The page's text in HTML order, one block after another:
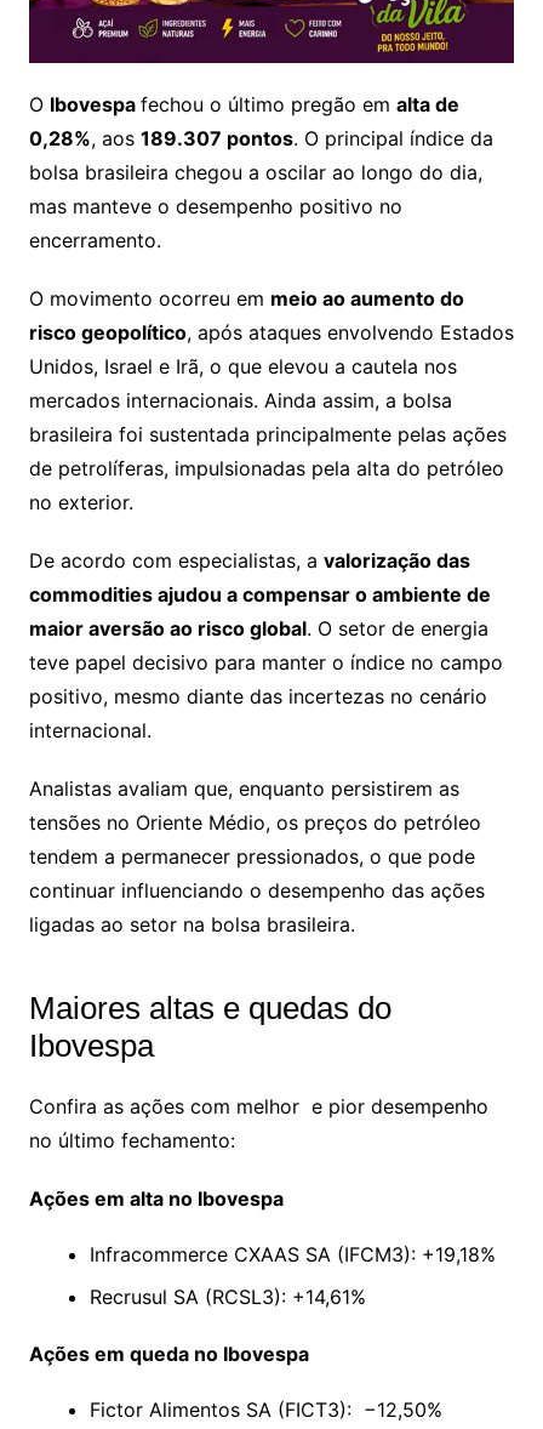
O Ibovespa fechou o último pregão em alta de
0,28%, aos 189.307 pontos. O principal índice da
bolsa brasileira chegou a oscilar ao longo do dia,
mas manteve o desempenho positivo no
encerramento.
O movimento ocorreu em meio ao aumento do
risco geopolítico, após ataques envolvendo Estados
Unidos, Israel e Irã, o que elevou a cautela nos
mercados internacionais. Ainda assim, a bolsa
brasileira foi sustentada principalmente pelas ações
de petrolíferas, impulsionadas pela alta do petróleo
no exterior.
De acordo com especialistas, a valorização das
commodities ajudou a compensar o ambiente de
maior aversão ao risco global. O setor de energia
teve papel decisivo para manter o índice no campo
positivo, mesmo diante das incertezas no cenário
internacional.
Analistas avaliam que, enquanto persistirem as
tensões no Oriente Médio, os preços do petróleo
tendem a permanecer pressionados, o que pode
continuar influenciando o desempenho das ações
ligadas ao setor na bolsa brasileira.
Maiores altas e quedas do
Ibovespa
Confira as ações com melhor e pior desempenho
no último fechamento:
Ações em alta no Ibovespa
Infracommerce CXAAS SA (IFCM3): +19,18%
Recrusul SA (RCSL3): +14,61%
Ações em queda no Ibovespa
Fictor Alimentos SA (FICT3): −12,50%